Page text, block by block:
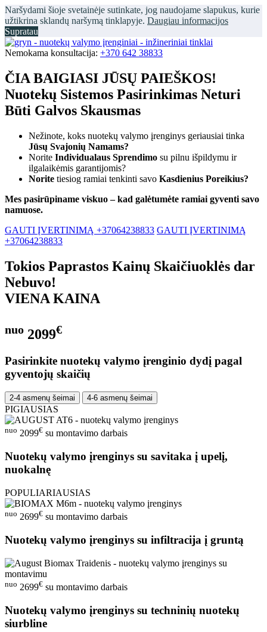
Naršydami šioje svetainėje sutinkate, jog naudojame slapukus, kurie
užtikrina sklandų naršymą tinklapyje. Daugiau informacijos
Supratau
Nemokama konsultacija: +370 642 38833
ČIA BAIGIASI JŪSŲ PAIEŠKOS!
Nuotekų Sistemos Pasirinkimas Neturi
Būti Galvos Skausmas
Nežinote, koks nuotekų valymo įrenginys geriausiai tinka
Jūsų Svajonių Namams?
Norite Individualaus Sprendimo su pilnu išpildymu ir
ilgalaikėmis garantijomis?
Norite tiesiog ramiai tenkinti savo Kasdienius Poreikius?
Mes pasirūpiname viskuo – kad galėtumėte ramiai gyventi savo
namuose.
GAUTI ĮVERTINIMĄ +37064238833 GAUTI ĮVERTINIMĄ
+37064238833
Tokios Paprastos Kainų Skaičiuoklės dar
Nebuvo!
VIENA KAINA
nuo 2099€
Pasirinkite nuotekų valymo įrenginio dydį pagal
gyventojų skaičių
2-4 asmenų šeimai 4-6 asmenų šeimai
PIGIAUSIAS
nuo 2099€ su montavimo darbais
Nuotekų valymo įrenginys su savitaka į upelį,
nuokalnę
POPULIARIAUSIAS
nuo 2699€ su montavimo darbais
Nuotekų valymo įrenginys su infiltracija į gruntą
nuo 2699€ su montavimo darbais
Nuotekų valymo įrenginys su techninių nuotekų
siurbline